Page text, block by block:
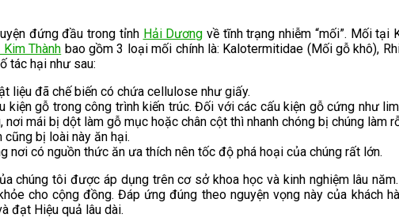
đứng đầu trong tỉnh Hải Dương về tĩnh trạng nhiễm “mối”. Mối tại
Thành bao gồm 3 loại mối chính là: Kalotermitidae (Mối gỗ khô),
tác hại như sau:
liệu đã chế biến có chứa cellulose như giấy.
kiện gỗ trong công trình kiến trúc. Đối với các cấu kiện gỗ cứng như
mái bị dột làm gỗ mục hoặc chân cột thì nhanh chóng bị chúng làm
bị loài này ăn hại.
nơi có nguồn thức ăn ưa thích nên tốc độ phá hoại của chúng rất lớn.
chúng tôi được áp dụng trên cơ sở khoa học và kinh nghiệm lâu
cho cộng đồng. Đáp ứng đúng theo nguyện vọng này của khách
đạt Hiệu quả lâu dài.